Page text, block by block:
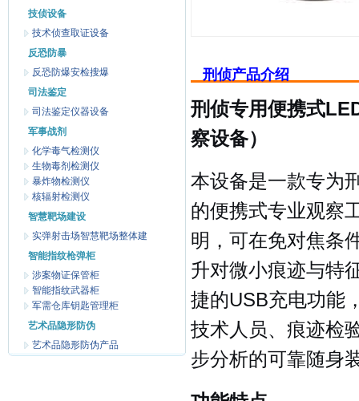
技侦设备
技术侦查取证设备
反恐防暴
反恐防爆安检搜爆
司法鉴定
司法鉴定仪器设备
军事战剂
化学毒气检测仪
生物毒剂检测仪
暴炸物检测仪
核辐射检测仪
智慧靶场建设
实弹射击场智慧靶场整体建
智能指纹枪弹柜
涉案物证保管柜
智能指纹武器柜
军需仓库钥匙管理柜
艺术品隐形防伪
艺术品隐形防伪产品
刑侦产品介绍
刑侦专用便携式
察设备）
本设备是一款专为
的便携式专业观察
明，可在免对焦条
升对微小痕迹与特
捷的USB充电功能
技术人员、痕迹检
步分析的可靠随身